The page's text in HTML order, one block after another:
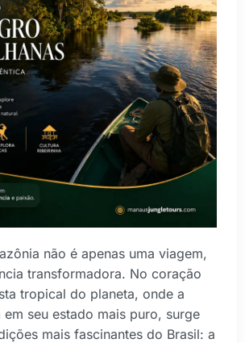
não é apenas uma viagem,
transformadora. No coração
tropical do planeta, onde a
em seu estado mais puro, surge
mais fascinantes do Brasil: a